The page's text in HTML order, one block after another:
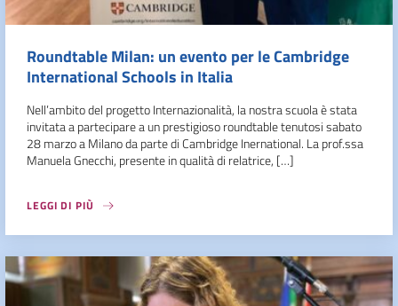
Roundtable Milan: un evento per le Cambridge
International Schools in Italia
Nell’ambito del progetto Internazionalità, la nostra scuola è stata
invitata a partecipare a un prestigioso roundtable tenutosi sabato
28 marzo a Milano da parte di Cambridge Inernational. La prof.ssa
Manuela Gnecchi, presente in qualità di relatrice, […]
LEGGI DI PIÙ